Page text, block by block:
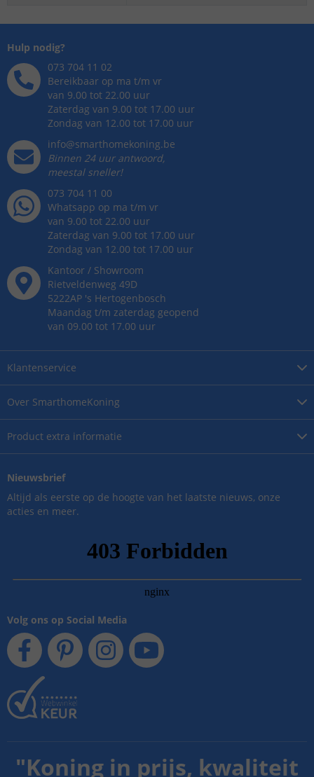
Over SmarthomeKoning
Product extra informatie
Klantenservice
Hulp nodig?
073 704 11 02
Bereikbaar op ma t/m vr
van 9.00 tot 22.00 uur
Zaterdag van 9.00 tot 17.00 uur
Zondag van 12.00 tot 17.00 uur
info@smarthomekoning.be
Binnen 24 uur antwoord,
meestal sneller!
073 704 11 00
Whatsapp op ma t/m vr
van 9.00 tot 22.00 uur
Zaterdag van 9.00 tot 17.00 uur
Zondag van 12.00 tot 17.00 uur
Kantoor / Showroom
Rietveldenweg 49D
5222AP 's Hertogenbosch
Maandag t/m zaterdag geopend
van 09.00 tot 17.00 uur
Nieuwsbrief
Altijd als eerste op de hoogte van het laatste nieuws, onze
acties en meer.
Volg ons op Social Media
"Koning in prijs, kwaliteit